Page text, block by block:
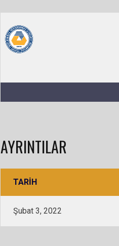
AYRINTILAR
TARIH
Şubat 3, 2022